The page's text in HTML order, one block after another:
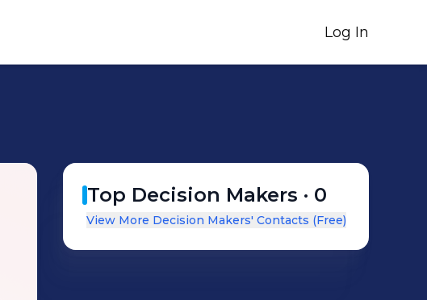
Log In
Top Decision Makers · 0
View More Decision Makers' Contacts (Free)